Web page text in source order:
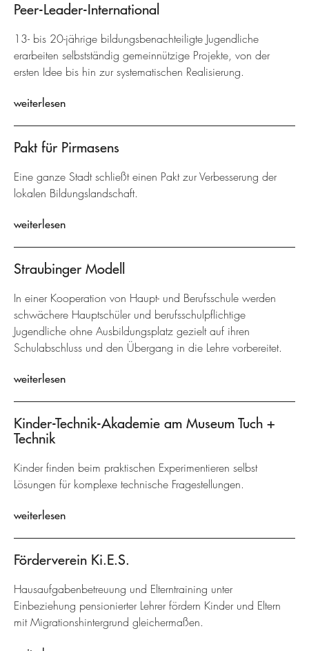
Peer-Leader-International
13- bis 20-jährige bildungsbenachteiligte Jugendliche
erarbeiten selbstständig gemeinnützige Projekte, von der
ersten Idee bis hin zur systematischen Realisierung.
weiterlesen
Pakt für Pirmasens
Eine ganze Stadt schließt einen Pakt zur Verbesserung der
lokalen Bildungslandschaft.
weiterlesen
Straubinger Modell
In einer Kooperation von Haupt- und Berufsschule werden
schwächere Hauptschüler und berufsschulpflichtige
Jugendliche ohne Ausbildungsplatz gezielt auf ihren
Schulabschluss und den Übergang in die Lehre vorbereitet.
weiterlesen
Kinder-Technik-Akademie am Museum Tuch +
Technik
Kinder finden beim praktischen Experimentieren selbst
Lösungen für komplexe technische Fragestellungen.
weiterlesen
Förderverein Ki.E.S.
Hausaufgabenbetreuung und Elterntraining unter
Einbeziehung pensionierter Lehrer fördern Kinder und Eltern
mit Migrationshintergrund gleichermaßen.